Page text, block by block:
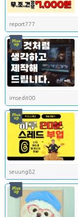
report777
imsedit00
seuung82